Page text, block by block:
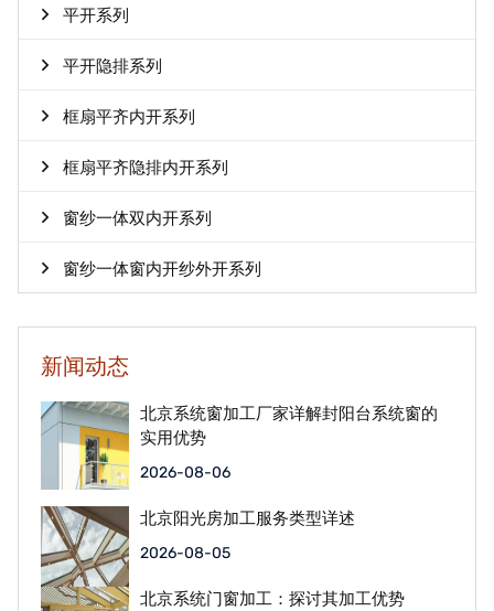
平开系列
平开隐排系列
框扇平齐内开系列
框扇平齐隐排内开系列
窗纱一体双内开系列
窗纱一体窗内开纱外开系列
新闻动态
北京系统窗加工厂家详解封阳台系统窗的
实用优势
2026-08-06
北京阳光房加工服务类型详述
2026-08-05
北京系统门窗加工：探讨其加工优势